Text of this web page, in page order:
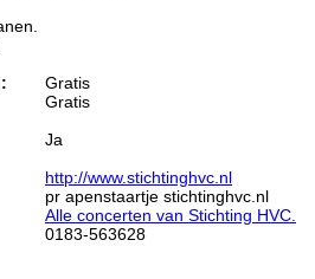
Gratis
Gratis
Ja
http://www.stichtinghvc.nl
pr apenstaartje stichtinghvc.nl
Alle concerten van Stichting HVC.
0183-563628